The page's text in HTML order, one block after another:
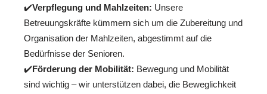
✔️Verpflegung und Mahlzeiten: Unsere
Betreuungskräfte kümmern sich um die Zubereitung und
Organisation der Mahlzeiten, abgestimmt auf die
Bedürfnisse der Senioren.
✔️Förderung der Mobilität: Bewegung und Mobilität
sind wichtig – wir unterstützen dabei, die Beweglichkeit